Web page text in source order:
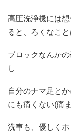
高圧洗浄機には
ると、ろくなこ
ブロックなんか
し
自分のナマ足と
にも痛くない(痛
洗車も、優しく